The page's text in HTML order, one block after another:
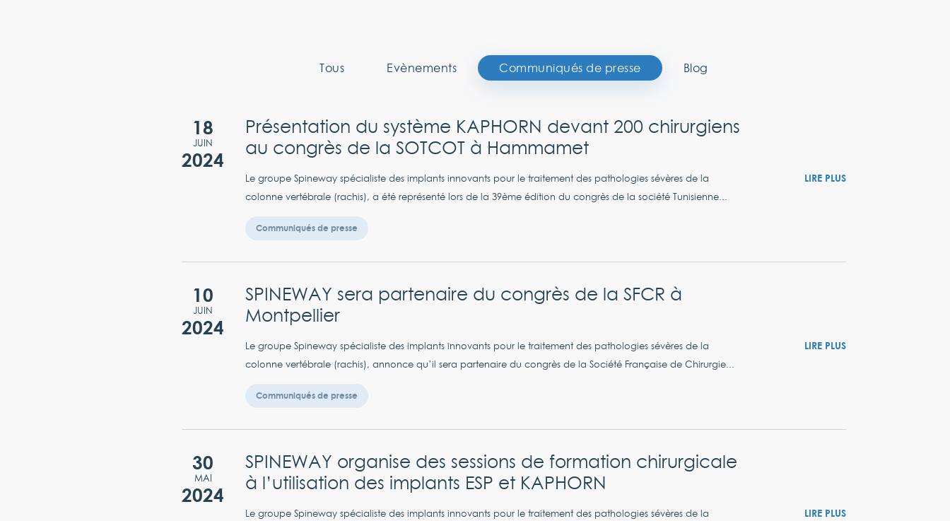
Tous Evènements Communiqués de presse Blog
18
JUIN
2024
Présentation du système KAPHORN devant 200 chirurgiens
au congrès de la SOTCOT à Hammamet
Le groupe Spineway spécialiste des implants innovants pour le traitement des pathologies sévères de la
colonne vertébrale (rachis), a été représenté lors de la 39ème édition du congrès de la société Tunisienne...
Communiqués de presse
LIRE PLUS
10
JUIN
2024
SPINEWAY sera partenaire du congrès de la SFCR à
Montpellier
Le groupe Spineway spécialiste des implants innovants pour le traitement des pathologies sévères de la
colonne vertébrale (rachis), annonce qu’il sera partenaire du congrès de la Société Française de Chirurgie...
Communiqués de presse
LIRE PLUS
30
MAI
2024
SPINEWAY organise des sessions de formation chirurgicale
à l’utilisation des implants ESP et KAPHORN
Le groupe Spineway spécialiste des implants innovants pour le traitement des pathologies sévères de la
LIRE PLUS